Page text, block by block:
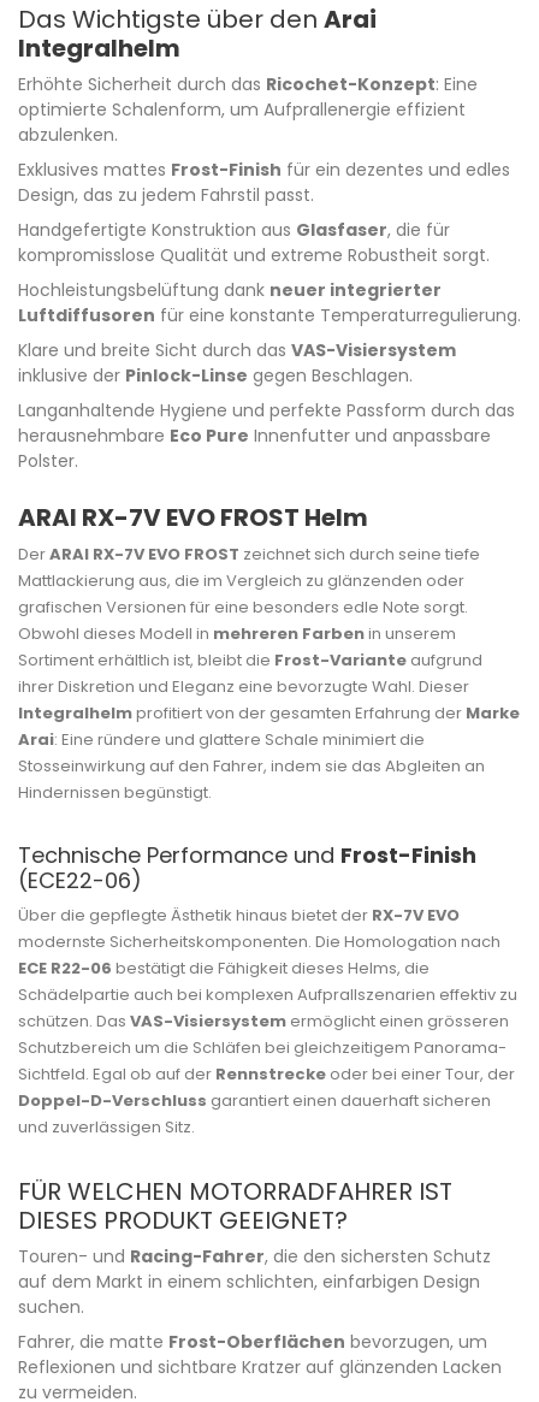
Das Wichtigste über den Arai
Integralhelm
Erhöhte Sicherheit durch das Ricochet-Konzept: Eine
optimierte Schalenform, um Aufprallenergie effizient
abzulenken.
Exklusives mattes Frost-Finish für ein dezentes und edles
Design, das zu jedem Fahrstil passt.
Handgefertigte Konstruktion aus Glasfaser, die für
kompromisslose Qualität und extreme Robustheit sorgt.
Hochleistungsbelüftung dank neuer integrierter
Luftdiffusoren für eine konstante Temperaturregulierung.
Klare und breite Sicht durch das VAS-Visiersystem
inklusive der Pinlock-Linse gegen Beschlagen.
Langanhaltende Hygiene und perfekte Passform durch das
herausnehmbare Eco Pure Innenfutter und anpassbare
Polster.
ARAI RX-7V EVO FROST Helm
DerARAI RX-7V EVO FROST zeichnet sich durch seine tiefe
Mattlackierung aus, die im Vergleich zu glänzenden oder
grafischen Versionen für eine besonders edle Note sorgt.
Obwohl dieses Modell in mehreren Farbenin unserem
Sortiment erhältlich ist, bleibt die Frost-Variante aufgrund
ihrer Diskretion und Eleganz eine bevorzugte Wahl. Dieser
Integralhelmprofitiert von der gesamten Erfahrung der Marke
Arai: Eine ründere und glattere Schale minimiert die
Stosseinwirkung auf den Fahrer, indem sie das Abgleiten an
Hindernissen begünstigt.
Technische Performance und Frost-Finish
(ECE22-06)
Über die gepflegte Ästhetik hinaus bietet der RX-7V EVO
modernste Sicherheitskomponenten. Die Homologation nach
ECE R22-06 bestätigt die Fähigkeit dieses Helms, die
Schädelpartie auch bei komplexen Aufprallszenarien effektiv zu
schützen. Das VAS-Visiersystem ermöglicht einen grösseren
Schutzbereich um die Schläfen bei gleichzeitigem Panorama-
Sichtfeld. Egal ob auf der Rennstrecke oder bei einer Tour, der
Doppel-D-Verschluss garantiert einen dauerhaft sicheren
und zuverlässigen Sitz.
FÜR WELCHEN MOTORRADFAHRER IST
DIESES PRODUKT GEEIGNET?
Touren- und Racing-Fahrer, die den sichersten Schutz
auf dem Markt in einem schlichten, einfarbigen Design
suchen.
Fahrer, die matte Frost-Oberflächen bevorzugen, um
Reflexionen und sichtbare Kratzer auf glänzenden Lacken
zu vermeiden.